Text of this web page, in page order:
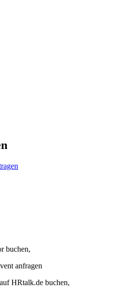
buchen,
anfragen
HRtalk.de buchen,